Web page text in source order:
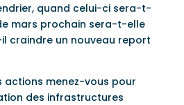
quand celui-ci sera-t-
mars prochain sera-t-elle
craindre un nouveau report
actions menez-vous pour
des infrastructures